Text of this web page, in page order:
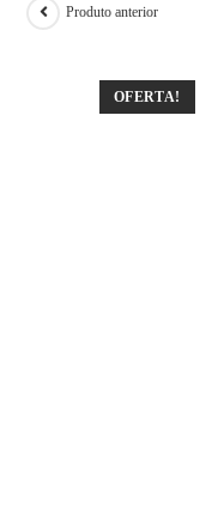
OFERTA!
Produto anterior